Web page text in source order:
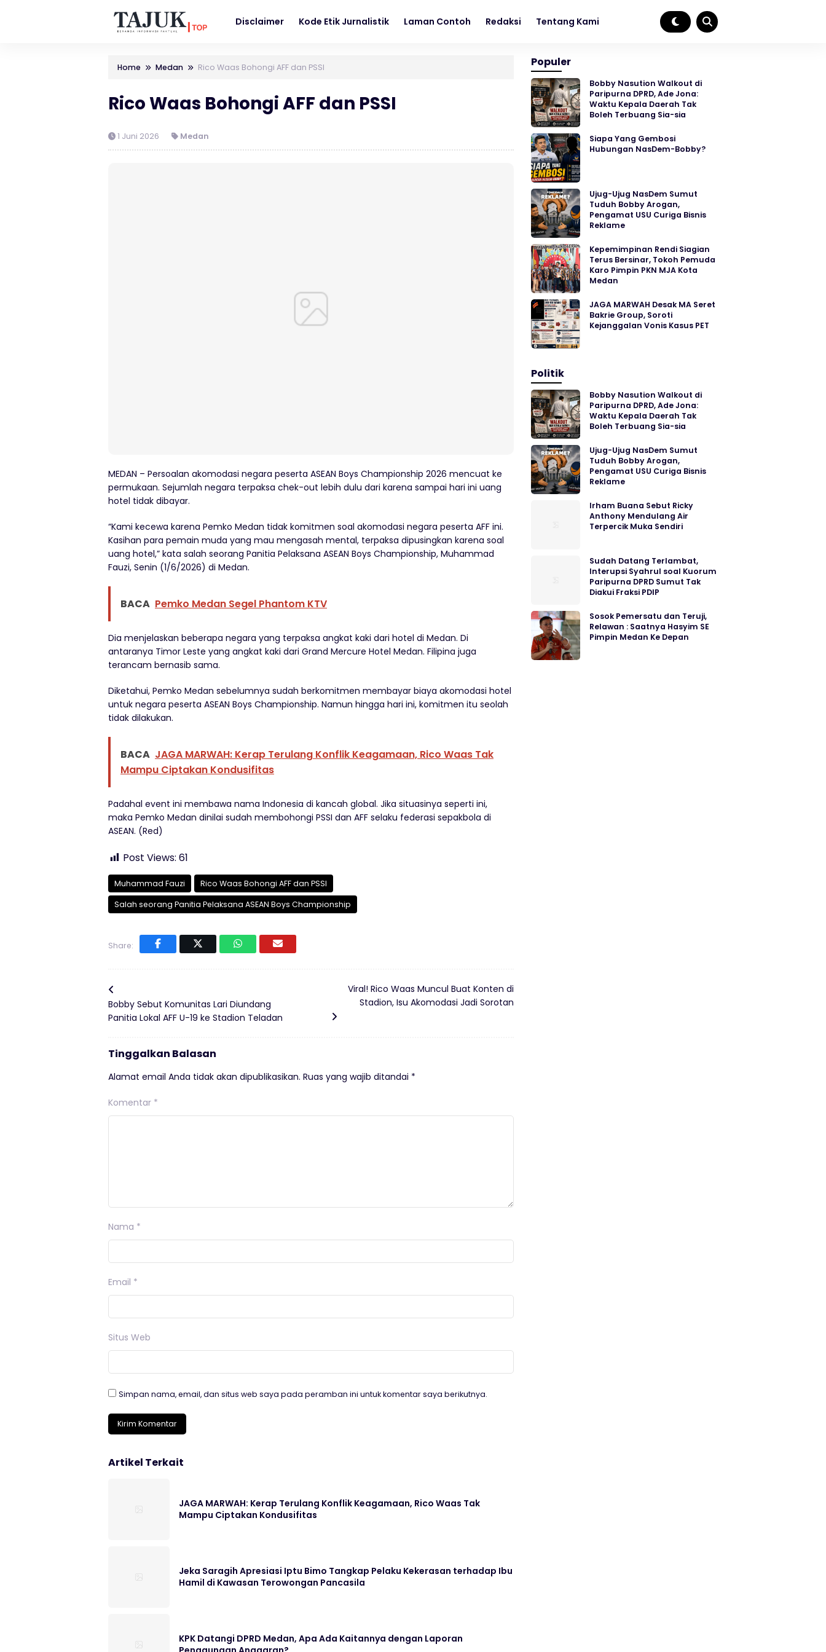
Disclaimer Kode Etik Jurnalistik Laman Contoh Redaksi Tentang Kami
Home Medan Rico Waas Bohongi AFF dan PSSI
Rico Waas Bohongi AFF dan PSSI
1 Juni 2026 Medan
MEDAN – Persoalan akomodasi negara peserta ASEAN Boys Championship 2026 mencuat ke
permukaan. Sejumlah negara terpaksa chek-out lebih dulu dari karena sampai hari ini uang
hotel tidak dibayar.
“Kami kecewa karena Pemko Medan tidak komitmen soal akomodasi negara peserta AFF ini.
Kasihan para pemain muda yang mau mengasah mental, terpaksa dipusingkan karena soal
uang hotel,” kata salah seorang Panitia Pelaksana ASEAN Boys Championship, Muhammad
Fauzi, Senin (1/6/2026) di Medan.
BACA Pemko Medan Segel Phantom KTV
Dia menjelaskan beberapa negara yang terpaksa angkat kaki dari hotel di Medan. Di
antaranya Timor Leste yang angkat kaki dari Grand Mercure Hotel Medan. Filipina juga
terancam bernasib sama.
Diketahui, Pemko Medan sebelumnya sudah berkomitmen membayar biaya akomodasi hotel
untuk negara peserta ASEAN Boys Championship. Namun hingga hari ini, komitmen itu seolah
tidak dilakukan.
BACA JAGA MARWAH: Kerap Terulang Konflik Keagamaan, Rico Waas Tak
Mampu Ciptakan Kondusifitas
Padahal event ini membawa nama Indonesia di kancah global. Jika situasinya seperti ini,
maka Pemko Medan dinilai sudah membohongi PSSI dan AFF selaku federasi sepakbola di
ASEAN. (Red)
Post Views: 61
Muhammad Fauzi
Rico Waas Bohongi AFF dan PSSI
Salah seorang Panitia Pelaksana ASEAN Boys Championship
Share:
Bobby Sebut Komunitas Lari Diundang
Panitia Lokal AFF U-19 ke Stadion Teladan
Viral! Rico Waas Muncul Buat Konten di
Stadion, Isu Akomodasi Jadi Sorotan
Tinggalkan Balasan
Alamat email Anda tidak akan dipublikasikan. Ruas yang wajib ditandai *
Komentar *
Nama *
Email *
Situs Web
Simpan nama, email, dan situs web saya pada peramban ini untuk komentar saya berikutnya.
Artikel Terkait
JAGA MARWAH: Kerap Terulang Konflik Keagamaan, Rico Waas Tak
Mampu Ciptakan Kondusifitas
Jeka Saragih Apresiasi Iptu Bimo Tangkap Pelaku Kekerasan terhadap Ibu
Hamil di Kawasan Terowongan Pancasila
KPK Datangi DPRD Medan, Apa Ada Kaitannya dengan Laporan
Populer
Bobby Nasution Walkout di
Paripurna DPRD, Ade Jona:
Waktu Kepala Daerah Tak
Boleh Terbuang Sia-sia
Siapa Yang Gembosi
Hubungan NasDem-Bobby?
Ujug-Ujug NasDem Sumut
Tuduh Bobby Arogan,
Pengamat USU Curiga Bisnis
Reklame
Kepemimpinan Rendi Siagian
Terus Bersinar, Tokoh Pemuda
Karo Pimpin PKN MJA Kota
Medan
JAGA MARWAH Desak MA Seret
Bakrie Group, Soroti
Kejanggalan Vonis Kasus PET
Politik
Bobby Nasution Walkout di
Paripurna DPRD, Ade Jona:
Waktu Kepala Daerah Tak
Boleh Terbuang Sia-sia
Ujug-Ujug NasDem Sumut
Tuduh Bobby Arogan,
Pengamat USU Curiga Bisnis
Reklame
Irham Buana Sebut Ricky
Anthony Mendulang Air
Terpercik Muka Sendiri
Sudah Datang Terlambat,
Interupsi Syahrul soal Kuorum
Paripurna DPRD Sumut Tak
Diakui Fraksi PDIP
Sosok Pemersatu dan Teruji,
Relawan : Saatnya Hasyim SE
Pimpin Medan Ke Depan